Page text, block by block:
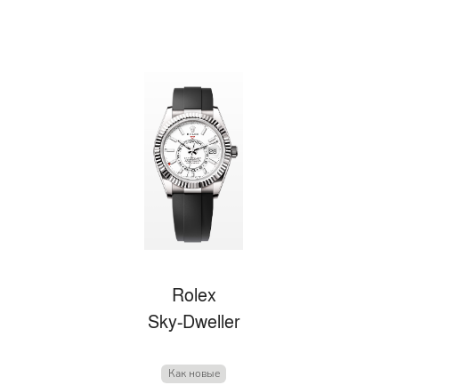
Rolex
Sky-Dweller
Как новые